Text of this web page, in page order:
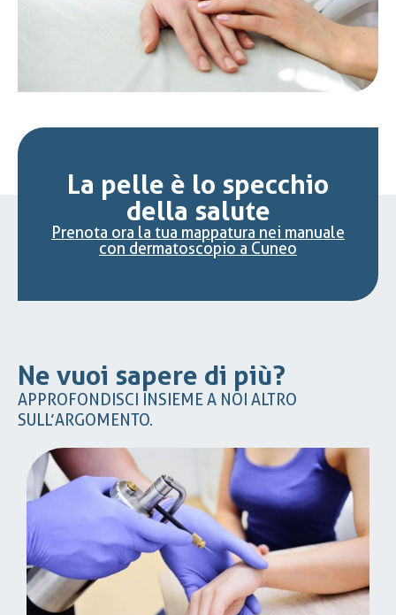
La pelle è lo specchio
della salute
Prenota ora la tua mappatura nei manuale
con dermatoscopio a Cuneo
Ne vuoi sapere di più?
APPROFONDISCI INSIEME A NOI ALTRO
SULL’ARGOMENTO.